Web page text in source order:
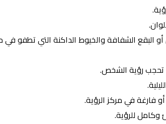
البقع الشفافة والخيوط الداكنة التي تطفو
رؤية الشخص.
فارغة في مركز الرؤية.
للرؤية.